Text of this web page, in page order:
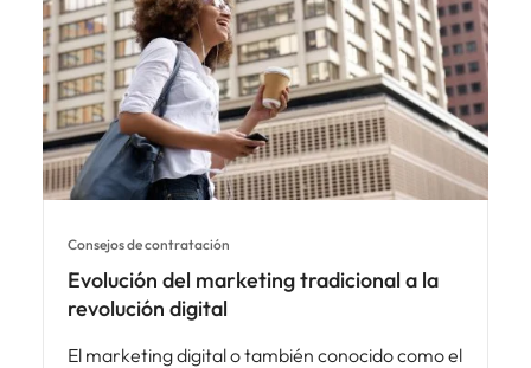
Consejos de contratación
Evolución del marketing tradicional a la
revolución digital
El marketing digital o también conocido como el